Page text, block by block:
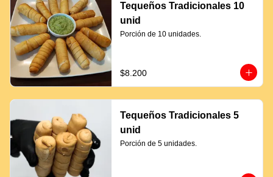
Tequeños Tradicionales 10
unid
Porción de 10 unidades.
$8.200
Tequeños Tradicionales 5
unid
Porción de 5 unidades.